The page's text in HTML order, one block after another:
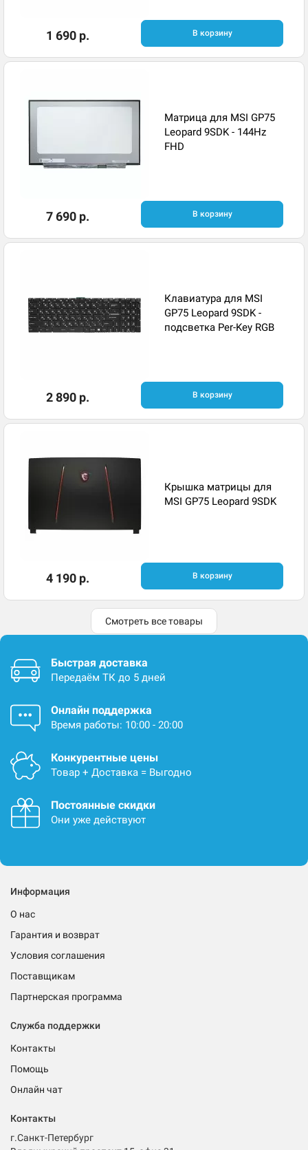
1 690 р. В корзину
Матрица для MSI GP75
Leopard 9SDK - 144Hz
FHD
7 690 р. В корзину
Клавиатура для MSI
GP75 Leopard 9SDK -
подсветка Per-Key RGB
2 890 р. В корзину
Крышка матрицы для
MSI GP75 Leopard 9SDK
4 190 р. В корзину
Смотреть все товары
Быстрая доставка
Передаём ТК до 5 дней
Онлайн поддержка
Время работы: 10:00 - 20:00
Конкурентные цены
Товар + Доставка = Выгодно
Постоянные скидки
Они уже действуют
Информация
О нас
Гарантия и возврат
Условия соглашения
Поставщикам
Партнерская программа
Служба поддержки
Контакты
Помощь
Онлайн чат
Контакты
г.Санкт-Петербург